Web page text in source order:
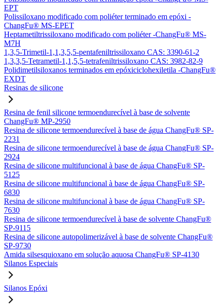
EPT
Polissiloxano modificado com poliéter terminado em epóxi -
ChangFu® MS-EPET
Heptametiltrissiloxano modificado com poliéter -ChangFu® MS-
M7H
1,3,5-Trimetil-1,1,3,5,5-pentafeniltrissiloxano CAS: 3390-61-2
1,3,3,5-Tetrametil-1,1,5,5-tetrafeniltrissiloxano CAS: 3982-82-9
Polidimetilsiloxanos terminados em epóxiciclohexiletila -ChangFu®
EXDT
Resinas de silicone
Resina de fenil silicone termoendurecível à base de solvente
ChangFu® MP-2950
Resina de silicone termoendurecível à base de água ChangFu® SP-
2231
Resina de silicone termoendurecível à base de água ChangFu® SP-
2924
Resina de silicone multifuncional à base de água ChangFu® SP-
5125
Resina de silicone multifuncional à base de água ChangFu® SP-
6830
Resina de silicone multifuncional à base de água ChangFu® SP-
7630
Resina de silicone termoendurecível à base de solvente ChangFu®
SP-9115
Resina de silicone autopolimerizável à base de solvente ChangFu®
SP-9730
Amida silsesquioxano em solução aquosa ChangFu® SP-4130
Silanos Especiais
Silanos Epóxi